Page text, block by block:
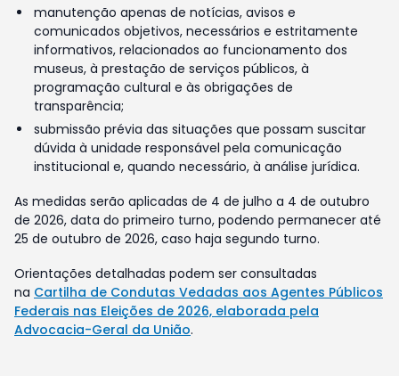
manutenção apenas de notícias, avisos e
comunicados objetivos, necessários e estritamente
informativos, relacionados ao funcionamento dos
museus, à prestação de serviços públicos, à
programação cultural e às obrigações de
transparência;
submissão prévia das situações que possam suscitar
dúvida à unidade responsável pela comunicação
institucional e, quando necessário, à análise jurídica.
As medidas serão aplicadas de 4 de julho a 4 de outubro
de 2026, data do primeiro turno, podendo permanecer até
25 de outubro de 2026, caso haja segundo turno.
Orientações detalhadas podem ser consultadas
na Cartilha de Condutas Vedadas aos Agentes Públicos
Federais nas Eleições de 2026, elaborada pela
Advocacia-Geral da União.